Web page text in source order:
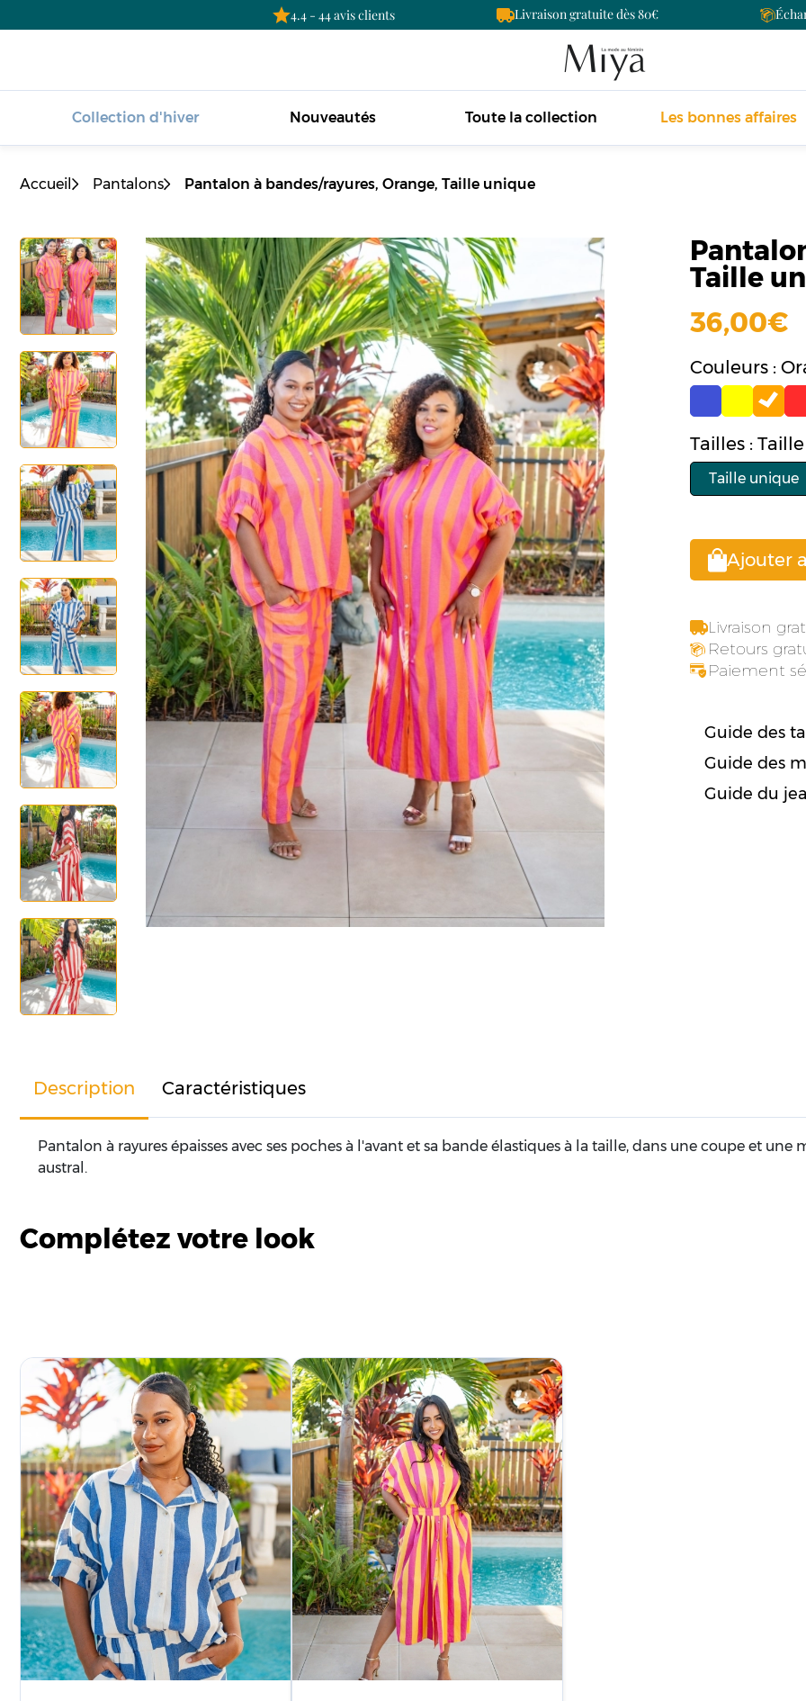
4.4 - 44 avis clients Livraison gratuite dès 80
Collection d'hiver Nouveautés Toute la collection Les bonnes affaires
Accueil Pantalons Pantalon à bandes/rayures, Orange, Taille unique
Taille
36,00
Couleurs :
Tailles :
Taille unique
Ajouter
Livraison
Retours
Paiement
Guide des
Guide des
Guide du
Description Caractéristiques
Pantalon à rayures épaisses avec ses poches à l'avant et sa bande élastiques à la taille, dans une coupe et
austral.
Complétez votre look